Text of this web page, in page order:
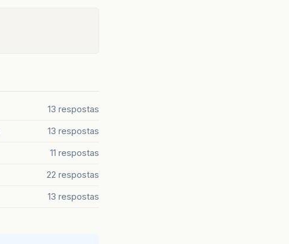
13 respostas
13 respostas
11 respostas
22 respostas
13 respostas